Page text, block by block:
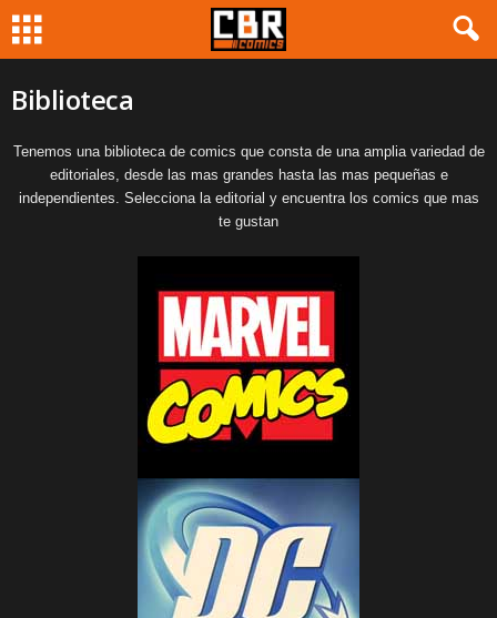
Biblioteca
Tenemos una biblioteca de comics que consta de una amplia variedad de
editoriales, desde las mas grandes hasta las mas pequeñas e
independientes. Selecciona la editorial y encuentra los comics que mas
te gustan